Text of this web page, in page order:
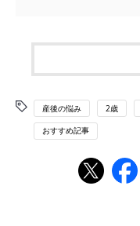
産後の悩み 2歳
おすすめ記事